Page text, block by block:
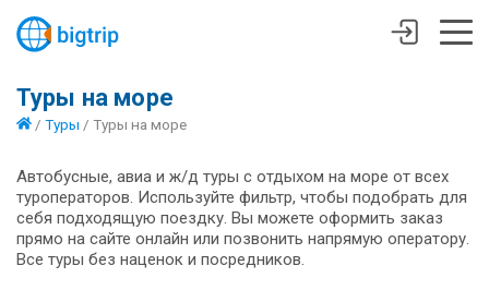
Туры на море
/ Туры / Туры на море
Автобусные, авиа и ж/д туры с отдыхом на море от всех
туроператоров. Используйте фильтр, чтобы подобрать для
себя подходящую поездку. Вы можете оформить заказ
прямо на сайте онлайн или позвонить напрямую оператору.
Все туры без наценок и посредников.